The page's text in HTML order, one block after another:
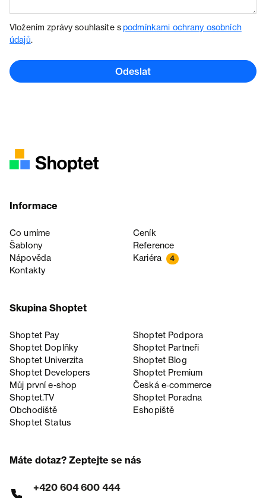
Vložením zprávy souhlasíte spodmínkami ochrany osobních
údajů.
Odeslat
Informace
Co umíme
Ceník
Šablony
Reference
Nápověda
Kariéra 4
Kontakty
Skupina Shoptet
Shoptet Pay
Shoptet Podpora
Shoptet Doplňky
Shoptet Partneři
Shoptet Univerzita
Shoptet Blog
Shoptet Developers
Shoptet Premium
Můj první e-shop
Česká e‑commerce
Shoptet.TV
Shoptet Poradna
Obchodiště
Eshopiště
Shoptet Status
Máte dotaz? Zeptejte se nás
+420 604 600 444